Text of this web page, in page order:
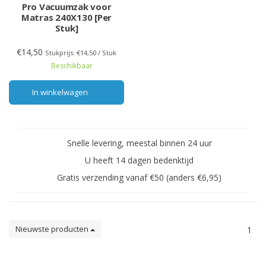
Pro Vacuumzak voor
Matras 240X130 [Per
Stuk]
€14,50 Stukprijs: €14,50 / Stuk
Beschikbaar
In winkelwagen
Snelle levering, meestal binnen 24 uur
U heeft 14 dagen bedenktijd
Gratis verzending vanaf €50 (anders €6,95)
Nieuwste producten 1